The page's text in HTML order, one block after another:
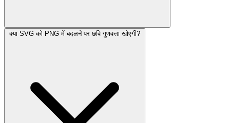
क्या SVG को PNG में बदलने पर छवि गुणवत्ता खोएगी?